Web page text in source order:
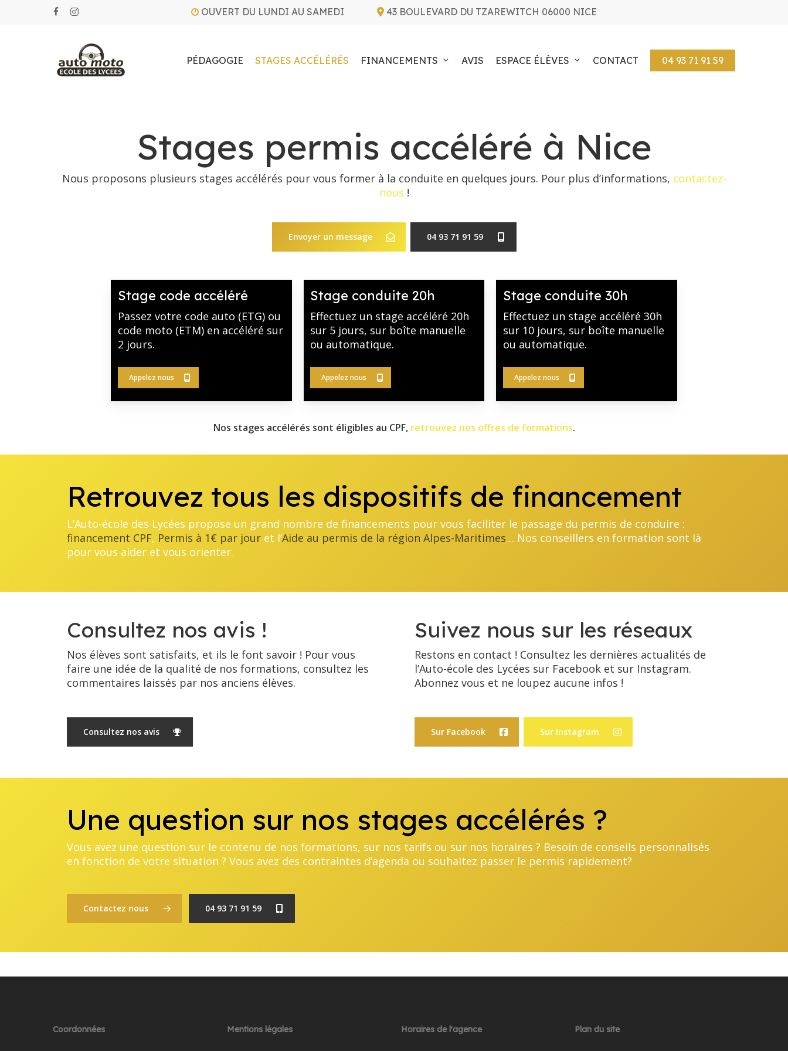
facebookinstagram OUVERT DU LUNDI AU SAMEDI 43 BOULEVARD DU TZAREWITCH 06000 NICE
PÉDAGOGIE STAGES ACCÉLÉRÉS FINANCEMENTS AVIS ESPACE ÉLÈVES CONTACT 04 93 71 91 59
Stages permis accéléré à Nice
Nous proposons plusieurs stages accélérés pour vous former à la conduite en quelques jours. Pour plus d’informations, contactez-
nous !
Envoyer un message 04 93 71 91 59
Stage code accéléré
Passez votre code auto (ETG) ou
code moto (ETM) en accéléré sur
2 jours.
Appelez nous
Stage conduite 20h
Effectuez un stage accéléré 20h
sur 5 jours, sur boîte manuelle
ou automatique.
Appelez nous
Stage conduite 30h
Effectuez un stage accéléré 30h
sur 10 jours, sur boîte manuelle
ou automatique.
Appelez nous
Nos stages accélérés sont éligibles au CPF, retrouvez nos offres de formations.
Retrouvez tous les dispositifs de financement
L’Auto-école des Lycées propose un grand nombre de financements pour vous faciliter le passage du permis de conduire :
financement CPF, Permis à 1€ par jouret l’Aide au permis de la région Alpes-Maritimes… Nos conseillers en formation sont là
pour vous aider et vous orienter.
Consultez nos avis !
Nos élèves sont satisfaits, et ils le font savoir ! Pour vous
faire une idée de la qualité de nos formations, consultez les
commentaires laissés par nos anciens élèves.
Consultez nos avis
Suivez nous sur les réseaux
Restons en contact ! Consultez les dernières actualités de
l’Auto-école des Lycées sur Facebook et sur Instagram.
Abonnez vous et ne loupez aucune infos !
Sur Facebook Sur Instagram
Une question sur nos stages accélérés ?
Vous avez une question sur le contenu de nos formations, sur nos tarifs ou sur nos horaires ? Besoin de conseils personnalisés
en fonction de votre situation ? Vous avez des contraintes d’agenda ou souhaitez passer le permis rapidement?
Contactez nous 04 93 71 91 59
Coordonnées Mentions légales Horaires de l'agence Plan du site